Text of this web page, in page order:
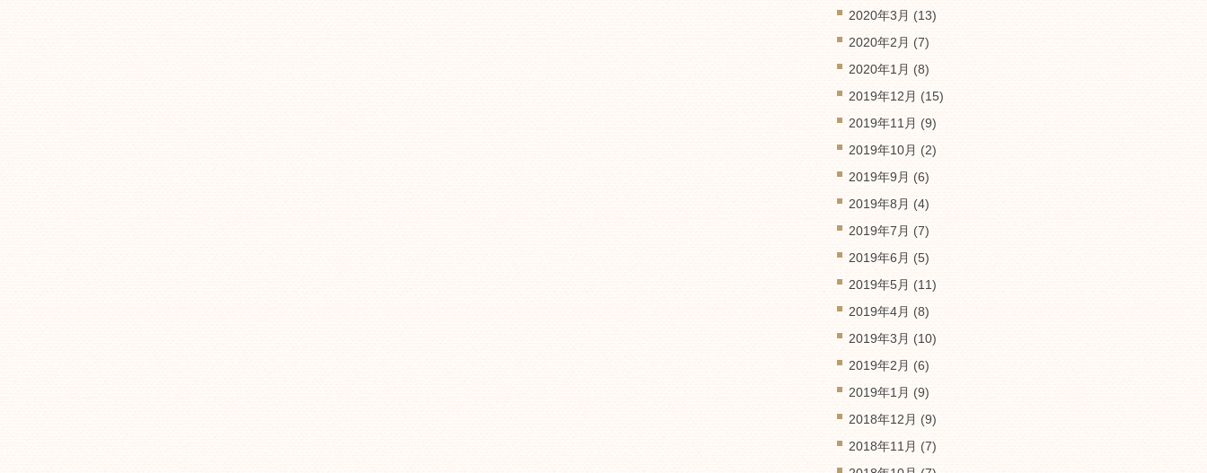
2020年3月 (13)
2020年2月 (7)
2020年1月 (8)
2019年12月 (15)
2019年11月 (9)
2019年10月 (2)
2019年9月 (6)
2019年8月 (4)
2019年7月 (7)
2019年6月 (5)
2019年5月 (11)
2019年4月 (8)
2019年3月 (10)
2019年2月 (6)
2019年1月 (9)
2018年12月 (9)
2018年11月 (7)